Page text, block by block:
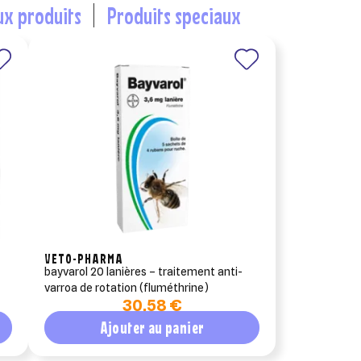
produits produits speciaux
VETO-PHARMA
bayvarol 20 lanières – traitement anti-
varroa de rotation (fluméthrine)
30,58 €
Ajouter au panier